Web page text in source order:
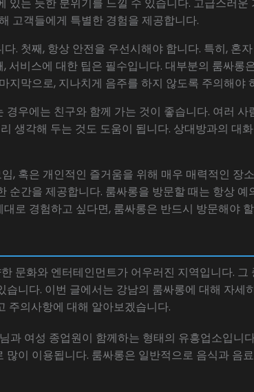
있는 듯한 분위기를 느낄 수 있습니다. 고급스러
고객들에게 특별한 경험을 제공합니다.
. 첫째, 항상 안전을 우선시해야 합니다. 특히, 혼
서비스에 대한 팁은 필수입니다. 대부분의 룸싸롱
지막으로, 지나치게 음주를 하지 않도록 주의해야
우에는 친구와 함께 가는 것이 좋습니다. 여러
생각해 두는 것도 도움이 됩니다. 상대방과의 대
, 혹은 개인적인 즐거움을 위해 매우 매력적인 장
순간을 제공합니다. 룸싸롱을 방문할 때는 항상
로 경험하고 싶다면, 룸싸롱은 반드시 방문해야
문화와 엔터테인먼트가 어우러진 지역입니다.
니다. 이번 글에서는 강남의 룸싸롱에 대해 자세
주의사항에 대해 알아보겠습니다.
과 여성 종업원이 함께하는 형태의 유흥업소입니
이 이용됩니다. 룸싸롱은 일반적으로 음식과 음